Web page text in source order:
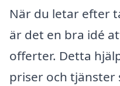
När du letar efter
är det en bra idé
offerter. Detta
priser och tjänster